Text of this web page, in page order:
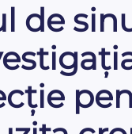
de